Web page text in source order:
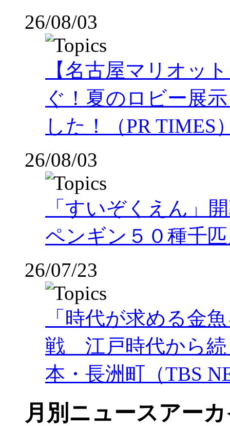
26/08/03
【名古屋マリオッ
ぐ！夏のロビー展
した！（PR TIMES
26/08/03
「すいぞくえん」
ペンギン５０種千
26/07/23
「時代が求める金
戦 江戸時代から
本・長洲町（TBS
月別ニュースアー